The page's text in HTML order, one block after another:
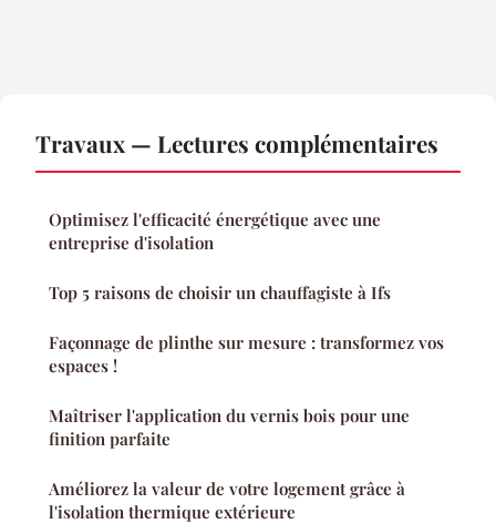
Travaux — Lectures complémentaires
Optimisez l'efficacité énergétique avec une
entreprise d'isolation
Top 5 raisons de choisir un chauffagiste à Ifs
Façonnage de plinthe sur mesure : transformez vos
espaces !
Maîtriser l'application du vernis bois pour une
finition parfaite
Améliorez la valeur de votre logement grâce à
l'isolation thermique extérieure